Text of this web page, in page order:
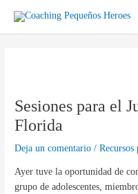
contenido
Sesiones para el
Florida
Deja un comentario /Recursos
Ayer tuve la oportunidad de
grupo de adolescentes,